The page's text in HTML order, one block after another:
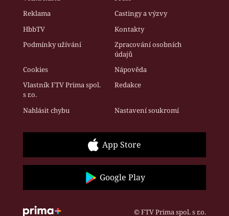
Reklama
Castingy a výzvy
HbbTV
Kontakty
Podmínky užívání
Zpracování osobních
údajů
Cookies
Nápověda
Vlastník FTV Prima spol.
s r.o.
Redakce
Nahlásit chybu Nastavení soukromí
App Store
Google Play
© FTV Prima spol. s r.o.